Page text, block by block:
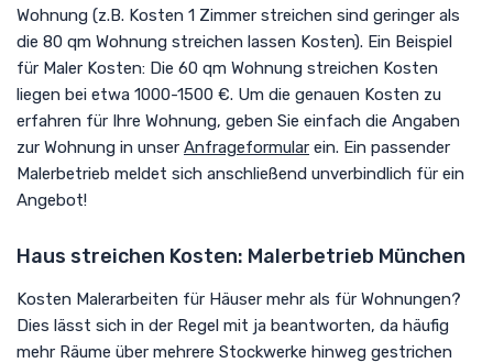
Wohnung (z.B. Kosten 1 Zimmer streichen sind geringer als
die 80 qm Wohnung streichen lassen Kosten). Ein Beispiel
für Maler Kosten: Die 60 qm Wohnung streichen Kosten
liegen bei etwa 1000-1500 €. Um die genauen Kosten zu
erfahren für Ihre Wohnung, geben Sie einfach die Angaben
zur Wohnung in unser Anfrageformular ein. Ein passender
Malerbetrieb meldet sich anschließend unverbindlich für ein
Angebot!
Haus streichen Kosten: Malerbetrieb München
Kosten Malerarbeiten für Häuser mehr als für Wohnungen?
Dies lässt sich in der Regel mit ja beantworten, da häufig
mehr Räume über mehrere Stockwerke hinweg gestrichen